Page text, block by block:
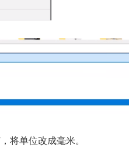
将单位改成毫米。